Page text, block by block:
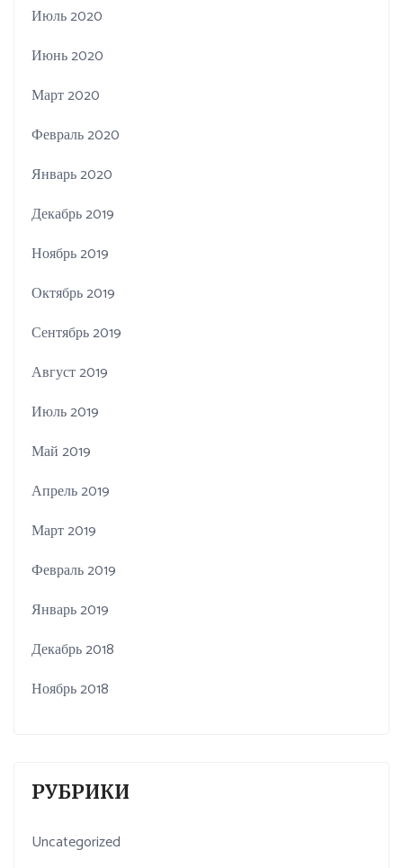
Июль 2020
Июнь 2020
Март 2020
Февраль 2020
Январь 2020
Декабрь 2019
Ноябрь 2019
Октябрь 2019
Сентябрь 2019
Август 2019
Июль 2019
Май 2019
Апрель 2019
Март 2019
Февраль 2019
Январь 2019
Декабрь 2018
Ноябрь 2018
РУБРИКИ
Uncategorized